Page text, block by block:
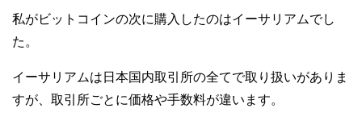
私がビットコインの次に購入したのはイーサリアムでし
た。
イーサリアムは日本国内取引所の全てで取り扱いがありま
すが、取引所ごとに価格や手数料が違います。